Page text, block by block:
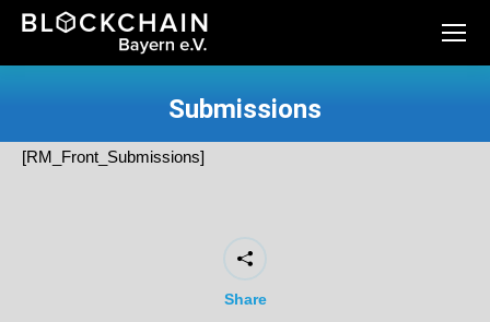
Submissions
Sie befinden sich hier:
[RM_Front_Submissions]
Share